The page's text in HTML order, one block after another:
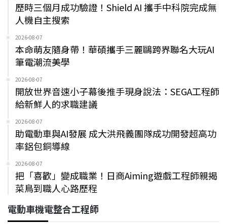
歷時三個月成功驗證！Shield AI 攜手中科院完成無
人機自主搜索
2026-08-07
本命萌友隨身帶！華碩攜手三麗鷗跨界聯名大玩AI
筆電潮流美學
2026-08-07
開放世界音速小子幕後推手現身說法：SEGA工程師
給新鮮人的求職建議
2026-08-07
助電動車與AI發展 成大洪飛義團隊成功開發超高功
率鋁包銅導線
2026-08-07
把「喜歡」變成職業！日商Aiming遊戲工程師親揭
菜鳥到職人心路歷程
電動車機電整合工程師